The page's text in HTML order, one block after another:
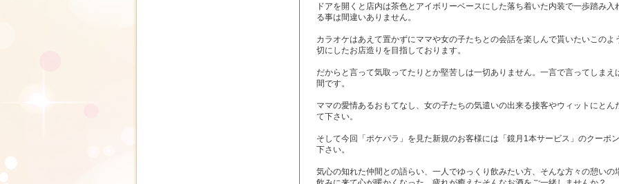
ドアを開くと店内は茶色とアイボリーベースにした落ち着いた内装で一歩踏み
る事は間違いありません。
カラオケはあえて置かずにママや女の子たちとの会話を楽しんで貰いたいこの
切にしたお店造りを目指しております。
だからと言って気取ってたりとか堅苦しは一切ありません。一言で言ってしま
間です。
ママの愛情あるおもてなし、女の子たちの気遣いの出来る接客やウィットにと
て下さい。
そして今回「ポケパラ」を見た新規のお客様には「鏡月1本サービス」のクーポ
下さい。
気心の知れた仲間との語らい、一人でゆっくり飲みたい方、そんな方々の憩いの